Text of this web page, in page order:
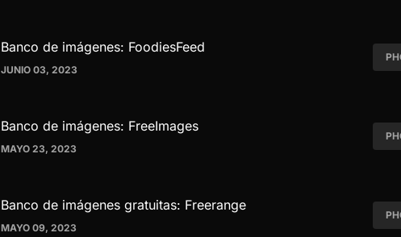
Banco de imágenes: FoodiesFeed
JUNIO 03, 2023
Banco de imágenes: FreeImages
MAYO 23, 2023
Banco de imágenes gratuitas: Freerange
MAYO 09, 2023